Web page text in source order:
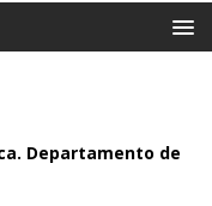
Departamento de